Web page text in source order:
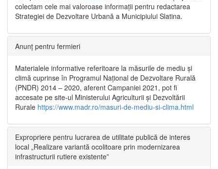
colectam cele mai valoroase informații pentru redactarea
Strategiei de Dezvoltare Urbană a Municipiului Slatina.
Anunț pentru fermieri
Materialele informative referitoare la măsurile de mediu și
climă cuprinse în Programul Național de Dezvoltare Rurală
(PNDR) 2014 – 2020, aferent Campaniei 2021, pot fi
accesate pe site-ul Ministerului Agriculturii și Dezvoltării
Rurale https://www.madr.ro/masuri-de-mediu-si-clima.html
Expropriere pentru lucrarea de utilitate publică de interes
local „Realizare variantă ocolitoare prin modernizarea
infrastructurii rutiere existente”